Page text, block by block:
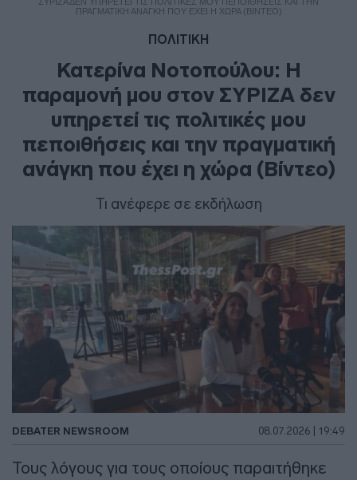
ΠΡΑΓΜΑΤΙΚΉ ΑΝΆΓΚΗ ΠΟΥ ΈΧΕΙ Η ΧΏΡΑ (ΒΊΝΤΕΟ)
ΠΟΛΙΤΙΚΗ
Κατερίνα Νοτοπούλου: Η
παραμονή μου στον ΣΥΡΙΖΑ δεν
υπηρετεί τις πολιτικές μου
πεποιθήσεις και την πραγματική
ανάγκη που έχει η χώρα (Βίντεο)
Τι ανέφερε σε εκδήλωση
DEBATER NEWSROOM 08.07.2026 | 19:49
Τους λόγους για τους οποίους παραιτήθηκε